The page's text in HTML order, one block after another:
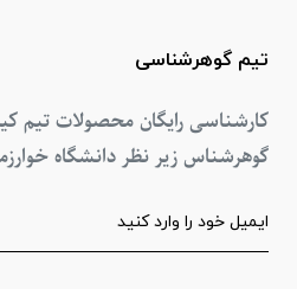
تیم گوهرشناسی
کارشناسی رایگان محصولات تیم
گوهرشناس زیر نظر دانشگاه